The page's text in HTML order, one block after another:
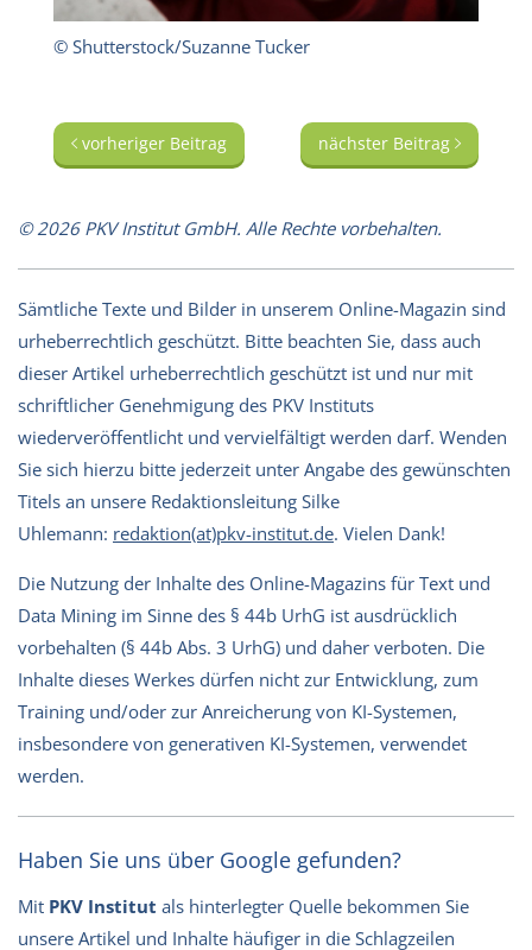
© Shutterstock/Suzanne Tucker
vorheriger Beitrag nächster Beitrag
© 2026 PKV Institut GmbH. Alle Rechte vorbehalten.
Sämtliche Texte und Bilder in unserem Online-Magazin sind
urheberrechtlich geschützt. Bitte beachten Sie, dass auch
dieser Artikel urheberrechtlich geschützt ist und nur mit
schriftlicher Genehmigung des PKV Instituts
wiederveröffentlicht und vervielfältigt werden darf. Wenden
Sie sich hierzu bitte jederzeit unter Angabe des gewünschten
Titels an unsere Redaktionsleitung Silke
Uhlemann: redaktion(at)pkv-institut.de. Vielen Dank!
Die Nutzung der Inhalte des Online-Magazins für Text und
Data Mining im Sinne des § 44b UrhG ist ausdrücklich
vorbehalten (§ 44b Abs. 3 UrhG) und daher verboten. Die
Inhalte dieses Werkes dürfen nicht zur Entwicklung, zum
Training und/oder zur Anreicherung von KI-Systemen,
insbesondere von generativen KI-Systemen, verwendet
werden.
Haben Sie uns über Google gefunden?
Mit PKV Institut als hinterlegter Quelle bekommen Sie
unsere Artikel und Inhalte häufiger in die Schlagzeilen